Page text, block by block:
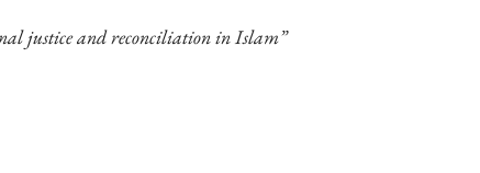
justice and reconciliation in Islam”